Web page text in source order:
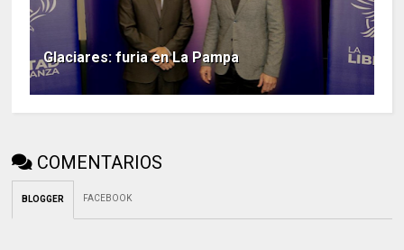
Glaciares: furia en La Pampa
COMENTARIOS
BLOGGER FACEBOOK